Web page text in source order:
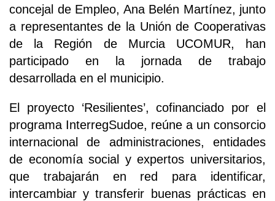
concejal de Empleo, Ana Belén Martínez, junto
a representantes de la Unión de Cooperativas
de la Región de Murcia UCOMUR, han
participado en la jornada de trabajo
desarrollada en el municipio.
El proyecto ‘Resilientes’, cofinanciado por el
programa InterregSudoe, reúne a un consorcio
internacional de administraciones, entidades
de economía social y expertos universitarios,
que trabajarán en red para identificar,
intercambiar y transferir buenas prácticas en